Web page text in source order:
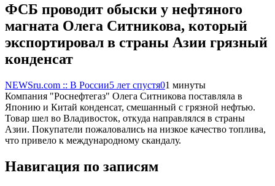
ФСБ проводит обыски у нефтяного
магната Олега Ситникова, который
экспортировал в страны Азии грязный
конденсат
NEWSru.com :: В России5 лет спустя01 минуты
Компания "Роснефтегаз" Олега Ситникова поставляла в
Японию и Китай конденсат, смешанный с грязной нефтью.
Товар шел во Владивосток, откуда направлялся в страны
Азии. Покупатели пожаловались на низкое качество топлива,
что привело к международному скандалу.
Навигация по записям